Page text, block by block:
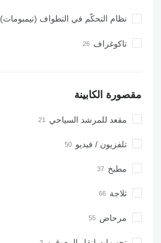
نظام التحكّم في التطواف (تيمبومات)
تاكوغراف
مقصورة الكابينة
مقعد للمرشد السياحي
تلفزيون / فيديو
مطبخ
ثلاجة
مرحاض